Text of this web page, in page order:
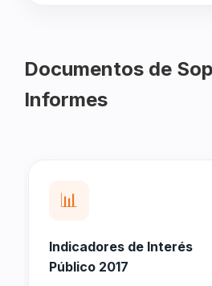
Documentos de
Informes
📊
Indicadores de Interés
Público 2017